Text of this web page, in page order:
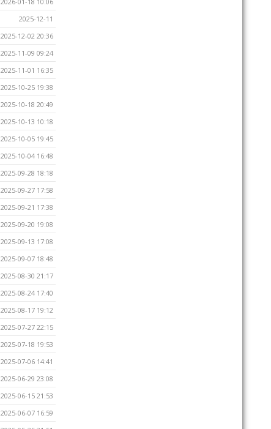
2025-12-11
2025-12-02 20:36
2025-11-09 09:24
2025-11-01 16:35
2025-10-25 19:38
2025-10-18 20:49
2025-10-13 10:18
2025-10-05 19:45
2025-10-04 16:48
2025-09-28 18:18
2025-09-27 17:58
2025-09-21 17:38
2025-09-20 19:08
2025-09-13 17:08
2025-09-07 18:48
2025-08-30 21:17
2025-08-24 17:40
2025-08-17 19:12
2025-07-27 22:15
2025-07-18 19:53
2025-07-06 14:41
2025-06-29 23:08
2025-06-15 21:53
2025-06-07 16:59